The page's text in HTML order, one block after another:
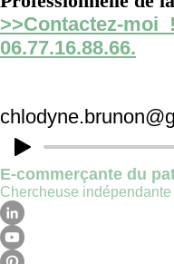
>>Contactez-moi !
06.77.16.88.66.
E-commerçante du
Chercheuse